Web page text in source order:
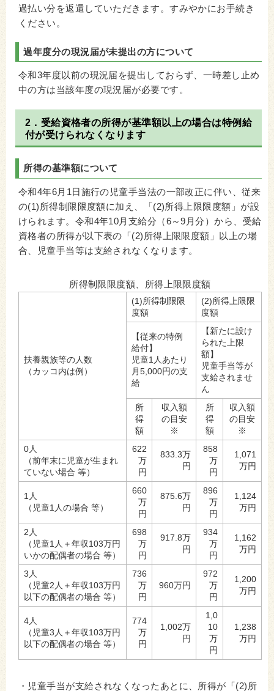
過払い分を返還していただきます。すみやかにお手続き
ください。
過年度分の現況届が未提出の方について
令和3年度以前の現況届を提出しておらず、一時差し止め
中の方は当該年度の現況届が必要です。
2．受給資格者の所得が基準額以上の場合は特例給
付が受けられなくなります
所得の基準額について
令和4年6月1日施行の児童手当法の一部改正に伴い、従来
の(1)所得制限限度額に加え、「(2)所得上限限度額」が設
けられます。令和4年10月支給分（6～9月分）から、受給
資格者の所得が以下表の「(2)所得上限限度額」以上の場
合、児童手当等は支給されなくなります。
所得制限限度額、所得上限限度額
扶養親族等の人数
（カッコ内は例）
(1)所得制限限
度額
(2)所得上限限
度額
【従来の特例
給付】
児童1人あたり
月5,000円の支
給
【新たに設け
られた上限
額】
児童手当等が
支給されませ
ん
所
得
額
収入額
の目安
※
所
得
額
収入額
の目安
※
0人
（前年末に児童が生まれ
ていない場合 等）
622
万
円
833.3万
円
858
万
円
1,071
万円
1人
（児童1人の場合 等）
660
万
円
875.6万
円
896
万
円
1,124
万円
2人
（児童1人＋年収103万円
いかの配偶者の場合 等）
698
万
円
917.8万
円
934
万
円
1,162
万円
3人
（児童2人＋年収103万円
以下の配偶者の場合 等）
736
万
円
960万円
972
万
円
1,200
万円
4人
（児童3人＋年収103万円
以下の配偶者の場合 等）
774
万
円
1,002万
円
1,0
10
万
円
1,238
万円
・児童手当が支給されなくなったあとに、所得が「(2)所